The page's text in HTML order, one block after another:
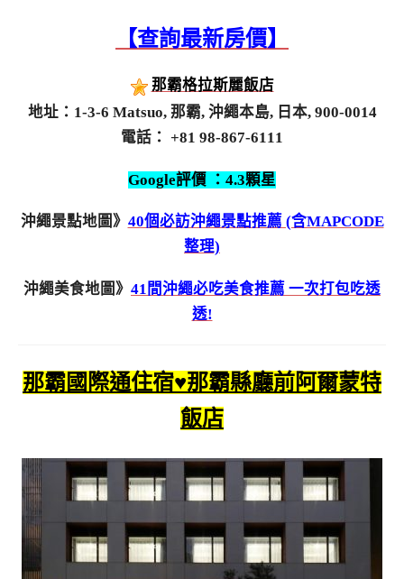
【查詢最新房價】
那霸格拉斯麗飯店
地址：1-3-6 Matsuo, 那霸, 沖繩本島, 日本, 900-0014
電話： +81 98-867-6111
Google評價 ：4.3顆星
沖繩景點地圖》 40個必訪沖繩景點推薦 (含MAPCODE
整理)
沖繩美食地圖》 41間沖繩必吃美食推薦 一次打包吃透
透!
那霸國際通住宿♥那霸縣廳前阿爾蒙特
飯店